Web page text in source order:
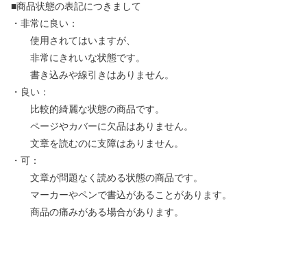
■商品状態の表記につきまして
・非常に良い：
使用されてはいますが、
非常にきれいな状態です。
書き込みや線引きはありません。
・良い：
比較的綺麗な状態の商品です。
ページやカバーに欠品はありません。
文章を読むのに支障はありません。
・可：
文章が問題なく読める状態の商品です。
マーカーやペンで書込があることがあります。
商品の痛みがある場合があります。